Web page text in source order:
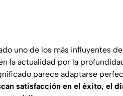
uno de los más influyentes
la actualidad por la
parece adaptarse
satisfacción en el éxito, el